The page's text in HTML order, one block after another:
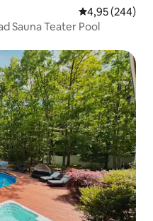
4,95 ud af 5 i
4,95 (244)
Sauna Teater Pool